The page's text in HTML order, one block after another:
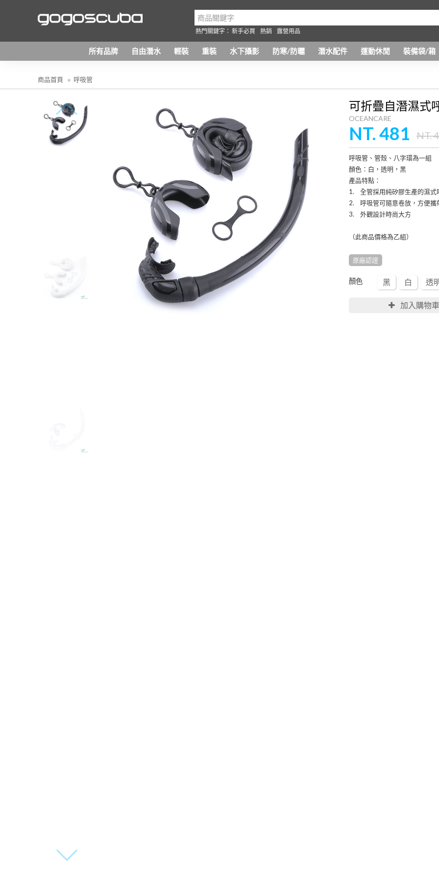
熱門關鍵字： 新手必買 熱銷 露營用品
所有品牌 自由潛水 輕裝 重裝 水下攝影 防寒/防曬 潛水配件 運動休閒 裝備袋/箱
商品首頁 呼吸管
可折疊自潛濕式
OCEANCARE
NT. 481 NT.
呼吸管、管殼、八字環為一組
顏色：白，透明，黑
產品特點：
1. 全管採用純矽膠生產的濕式
2. 呼吸管可隨意卷放，方便攜
3. 外觀設計時尚大方
（此商品價格為乙組）
原廠認證
顏色 黑 白 透
加入購物車